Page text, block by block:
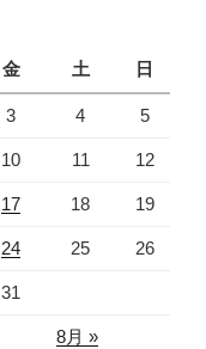
金 土 日
3 4 5
10 11 12
17 18 19
24 25 26
31
8月 »